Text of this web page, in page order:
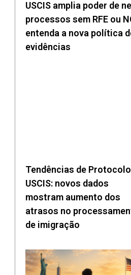
USCIS amplia poder de
processos sem RFE ou
entenda a nova política
evidências
Tendências de
USCIS: novos dados
mostram aumento dos
atrasos no
de imigração